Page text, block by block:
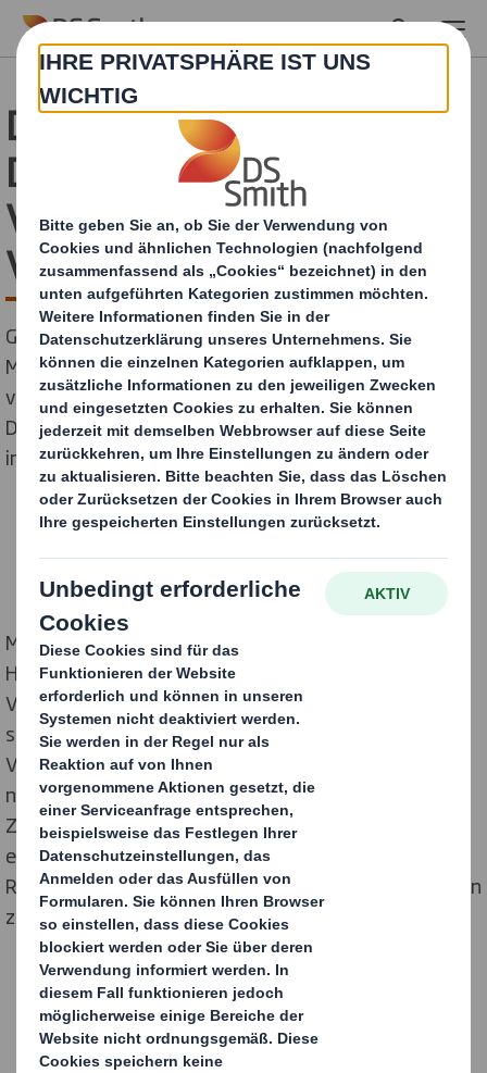
Skip to main content
DS Smith stellt Kreislauf
Design Prinzipien zur
Vermeidung von
Verpackungsabfall vor
Gemeinsam mit ihrem strategischen Partner, der Ellen
MacArthur Foundation, präsentierte DS Smith in einer
virtuellen Live-Veranstaltung seine neuen Kreislauf
Design Prinzipien. Das Unternehmen zählt zu den
international führenden Verpackungsherstellern.
Mit über 700 Verpackungsdesignern, die jährlich
Hunderttausende von Display- und
Verpackungslösungen entwickeln, hilft DS Smith
seinen Kunden täglich bei der Optimierung von
Verpackungen für individuelle Lieferkreisläufe. Die
neuen Kreislauf Design Prinzipien, die in
Zusammenarbeit mit der Ellen MacArthur Foundation
entwickelt wurden, schaffen für die Designer einen
Rahmen, um nachhaltigere Innovationen für die Kunden
zu entwickeln.